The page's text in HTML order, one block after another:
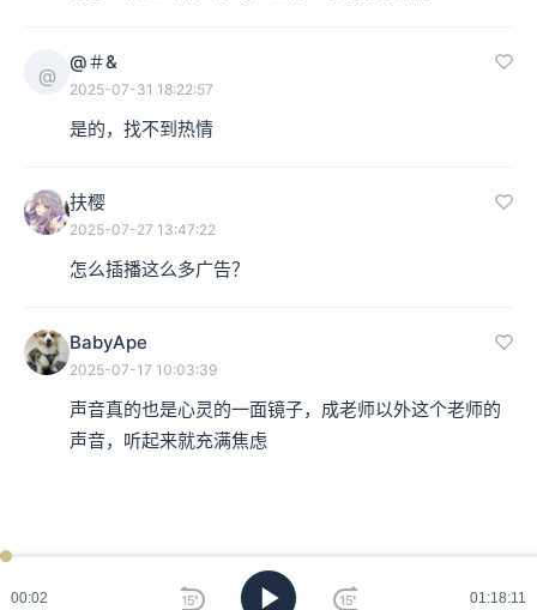
00:03 01:18:11
@
@＃&
2025-07-31 18:22:57
是的，找不到热情
扶樱
2025-07-27 13:47:22
怎么插播这么多广告？
BabyApe
2025-07-17 10:03:39
声音真的也是心灵的一面镜子，成老师以外这个老师的
声音，听起来就充满焦虑